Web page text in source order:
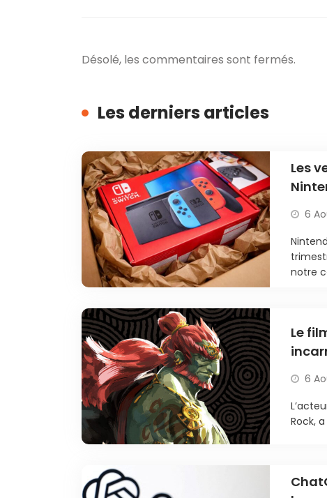
Désolé, les commentaires sont fermés.
Les derniers articles
Les
6
notre
Le
6
Rock,